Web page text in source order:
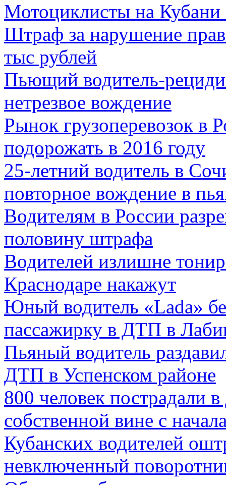
Мотоциклисты на
Штраф за нарушение
тыс рублей
Пьющий водитель-
нетрезвое вождение
Рынок грузоперевозок в
подорожать в 2016 году
25-летний водитель в
повторное вождение в
Водителям в России
половину штрафа
Водителей излишне
Краснодаре накажут
Юный водитель «Lada»
пассажирку в ДТП в
Пьяный водитель
ДТП в Успенском районе
800 человек пострадали
собственной вине с
Кубанских водителей
невключенный